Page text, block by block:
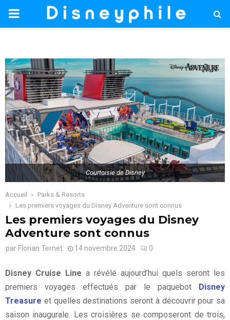
PRIMARY
Courtoisie de Disney
Accueil
Parks & Resorts
Les premiers voyages du Disney Adventure sont connus
Les premiers voyages du Disney
Adventure sont connus
par Florian Ternet 14 novembre 2024 0
Disney Cruise Line a révélé aujourd’hui quels seront les
premiers voyages effectués par le paquebot Disney
Treasure et quelles destinations seront à découvrir pour sa
saison inaugurale. Les croisières se composeront de trois,